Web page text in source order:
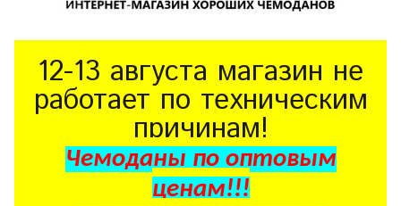
12-13 августа магазин не
работает по техническим
причинам!
Чемоданы по оптовым
ценам!!!